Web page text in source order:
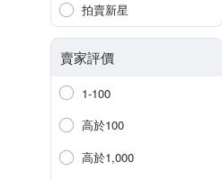
拍賣新星
賣家評價
1-100
高於100
高於1,000